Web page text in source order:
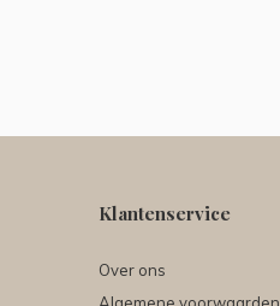
Klantenservice
Over ons